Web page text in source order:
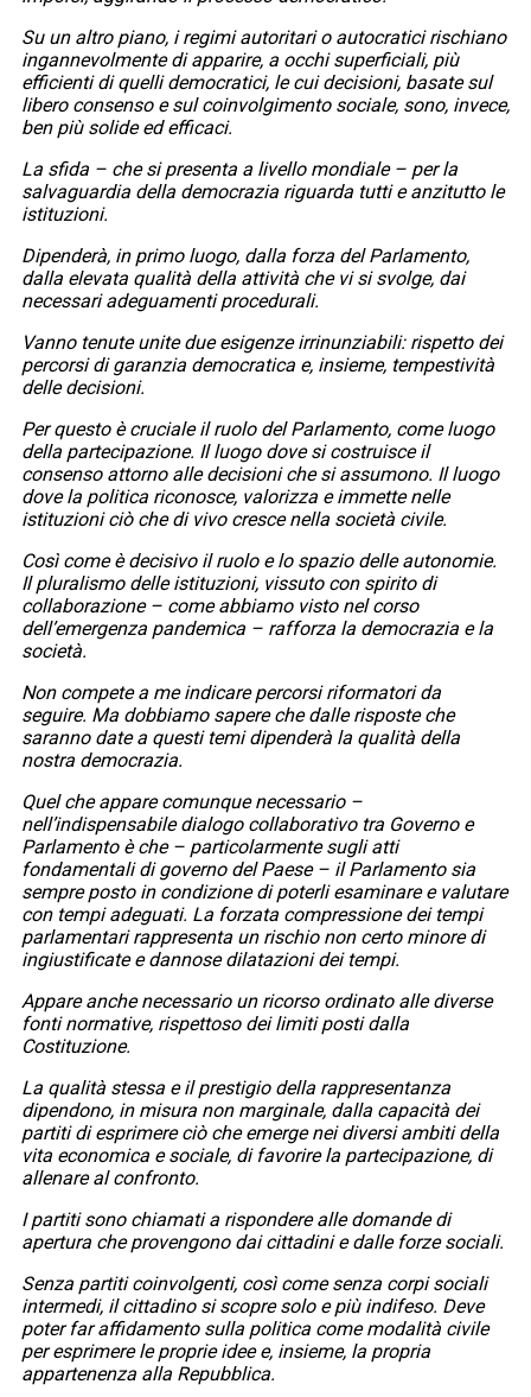
Su un altro piano, i regimi autoritari o autocratici rischiano
ingannevolmente di apparire, a occhi superficiali, più
efficienti di quelli democratici, le cui decisioni, basate sul
libero consenso e sul coinvolgimento sociale, sono, invece,
ben più solide ed efficaci.
La sfida – che si presenta a livello mondiale – per la
salvaguardia della democrazia riguarda tutti e anzitutto le
istituzioni.
Dipenderà, in primo luogo, dalla forza del Parlamento,
dalla elevata qualità della attività che vi si svolge, dai
necessari adeguamenti procedurali.
Vanno tenute unite due esigenze irrinunziabili: rispetto dei
percorsi di garanzia democratica e, insieme, tempestività
delle decisioni.
Per questo è cruciale il ruolo del Parlamento, come luogo
della partecipazione. Il luogo dove si costruisce il
consenso attorno alle decisioni che si assumono. Il luogo
dove la politica riconosce, valorizza e immette nelle
istituzioni ciò che di vivo cresce nella società civile.
Così come è decisivo il ruolo e lo spazio delle autonomie.
Il pluralismo delle istituzioni, vissuto con spirito di
collaborazione – come abbiamo visto nel corso
dell’emergenza pandemica – rafforza la democrazia e la
società.
Non compete a me indicare percorsi riformatori da
seguire. Ma dobbiamo sapere che dalle risposte che
saranno date a questi temi dipenderà la qualità della
nostra democrazia.
Quel che appare comunque necessario –
nell’indispensabile dialogo collaborativo tra Governo e
Parlamento è che – particolarmente sugli atti
fondamentali di governo del Paese – il Parlamento sia
sempre posto in condizione di poterli esaminare e valutare
con tempi adeguati. La forzata compressione dei tempi
parlamentari rappresenta un rischio non certo minore di
ingiustificate e dannose dilatazioni dei tempi.
Appare anche necessario un ricorso ordinato alle diverse
fonti normative, rispettoso dei limiti posti dalla
Costituzione.
La qualità stessa e il prestigio della rappresentanza
dipendono, in misura non marginale, dalla capacità dei
partiti di esprimere ciò che emerge nei diversi ambiti della
vita economica e sociale, di favorire la partecipazione, di
allenare al confronto.
I partiti sono chiamati a rispondere alle domande di
apertura che provengono dai cittadini e dalle forze sociali.
Senza partiti coinvolgenti, così come senza corpi sociali
intermedi, il cittadino si scopre solo e più indifeso. Deve
poter far affidamento sulla politica come modalità civile
per esprimere le proprie idee e, insieme, la propria
appartenenza alla Repubblica.